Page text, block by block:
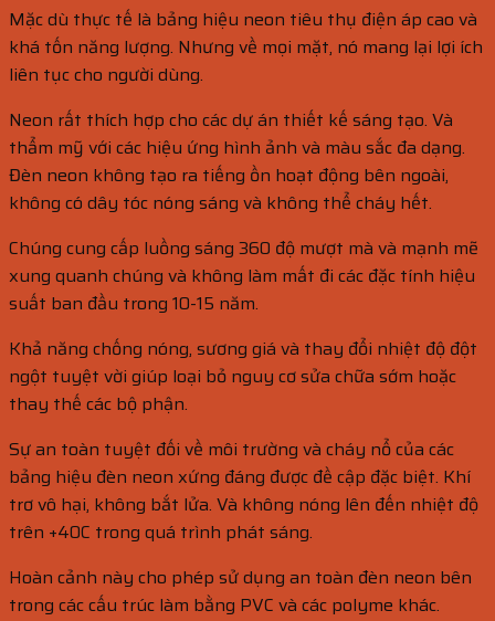
Mặc dù thực tế là bảng hiệu neon tiêu thụ điện áp cao và
khá tốn năng lượng. Nhưng về mọi mặt, nó mang lại lợi ích
liên tục cho người dùng.
Neon rất thích hợp cho các dự án thiết kế sáng tạo. Và
thẩm mỹ với các hiệu ứng hình ảnh và màu sắc đa dạng.
Đèn neon không tạo ra tiếng ồn hoạt động bên ngoài,
không có dây tóc nóng sáng và không thể cháy hết.
Chúng cung cấp luồng sáng 360 độ mượt mà và mạnh mẽ
xung quanh chúng và không làm mất đi các đặc tính hiệu
suất ban đầu trong 10-15 năm.
Khả năng chống nóng, sương giá và thay đổi nhiệt độ đột
ngột tuyệt vời giúp loại bỏ nguy cơ sửa chữa sớm hoặc
thay thế các bộ phận.
Sự an toàn tuyệt đối về môi trường và cháy nổ của các
bảng hiệu đèn neon xứng đáng được đề cập đặc biệt. Khí
trơ vô hại, không bắt lửa. Và không nóng lên đến nhiệt độ
trên +40C trong quá trình phát sáng.
Hoàn cảnh này cho phép sử dụng an toàn đèn neon bên
trong các cấu trúc làm bằng PVC và các polyme khác.